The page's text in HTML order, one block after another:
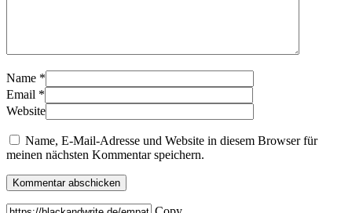
Name *
Email *
Website
Name, E-Mail-Adresse und Website in diesem Browser für
meinen nächsten Kommentar speichern.